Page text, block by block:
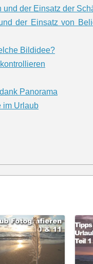
der Einsatz der
der Einsatz von
Bildidee?
Panorama
im Urlaub